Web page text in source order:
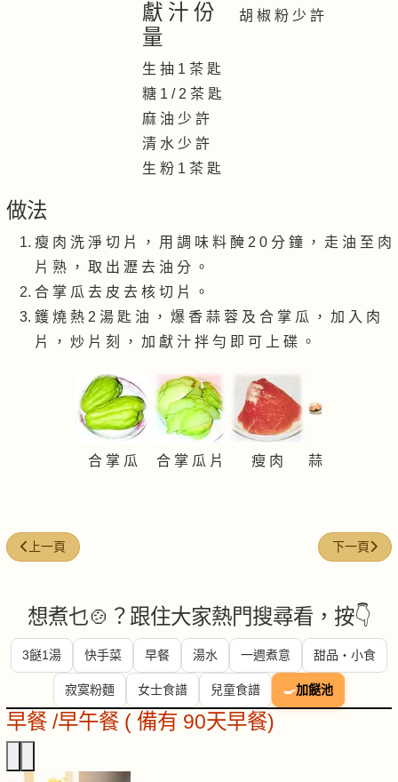
獻 汁 份
量
生 抽 1 茶 匙
糖 1 / 2 茶 匙
麻 油 少 許
清 水 少 許
生 粉 1 茶 匙
胡 椒 粉 少 許
做法
瘦 肉 洗 淨 切 片 ， 用 調 味 料 醃 2 0 分 鐘 ， 走 油 至 肉
片 熟 ， 取 出 瀝 去 油 分 。
合 掌 瓜 去 皮 去 核 切 片 。
鑊 燒 熱 2 湯 匙 油 ， 爆 香 蒜 蓉 及 合 掌 瓜 ， 加 入 肉
片 ， 炒 片 刻 ， 加 獻 汁 拌 勻 即 可 上 碟 。
合 掌 瓜 合 掌 瓜 片 瘦 肉 蒜
上一篇文章: 韭菜花炒肉絲
上一頁 下一篇文章
下一頁
想煮乜🍲？跟住大家熱門搜尋看，按👇
3餸1湯 快手菜 早餐 湯水 一週煮意 甜品・小食
寂寞粉麵 女士食譜 兒童食譜 🍳加餸池
早餐 /早午餐 ( 備有 90天早餐)